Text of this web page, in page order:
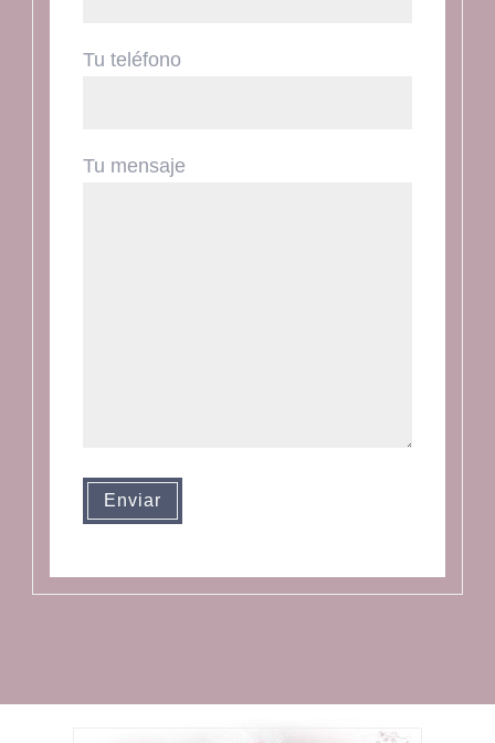
Tu teléfono
Tu mensaje
Enviar